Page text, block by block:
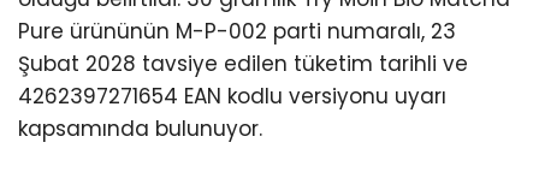
Pure ürününün M-P-002 parti numaralı, 23
Şubat 2028 tavsiye edilen tüketim tarihli ve
4262397271654 EAN kodlu versiyonu uyarı
kapsamında bulunuyor.